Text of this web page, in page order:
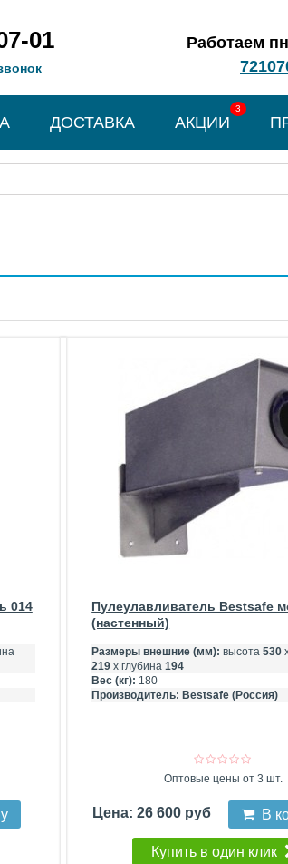
Работаем
01
ДОСТАВКА
3
АКЦИИ
014
Пулеулавливатель Bestsafe
(настенный)
Размеры внешние (мм): высота530
219 х глубина194
Вес (кг): 180
Производитель: Bestsafe (Россия)
Оптовые цены от 3 шт.
Цена: 26 600 руб В
Купить в один клик